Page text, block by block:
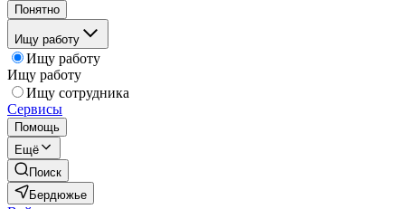
Понятно
Ищу работу
Ищу работу
Ищу работу
Ищу сотрудника
Сервисы
Помощь
Ещё
Поиск
Бердюжье